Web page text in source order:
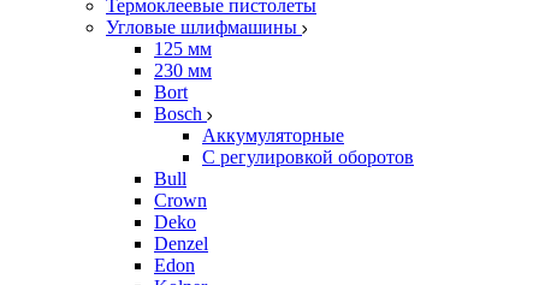
Термоклеевые пистолеты
Угловые шлифмашины
125 мм
230 мм
Bort
Bosch
Аккумуляторные
С регулировкой оборотов
Bull
Crown
Deko
Denzel
Edon